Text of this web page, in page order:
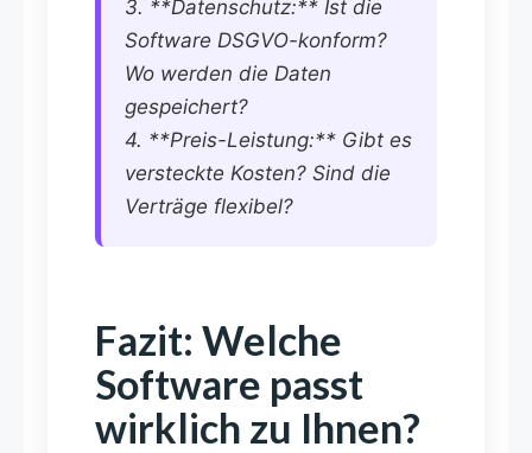
3. **Datenschutz:** Ist die
Software DSGVO-konform?
Wo werden die Daten
gespeichert?
4. **Preis-Leistung:** Gibt es
versteckte Kosten? Sind die
Verträge flexibel?
Fazit: Welche
Software passt
wirklich zu Ihnen?